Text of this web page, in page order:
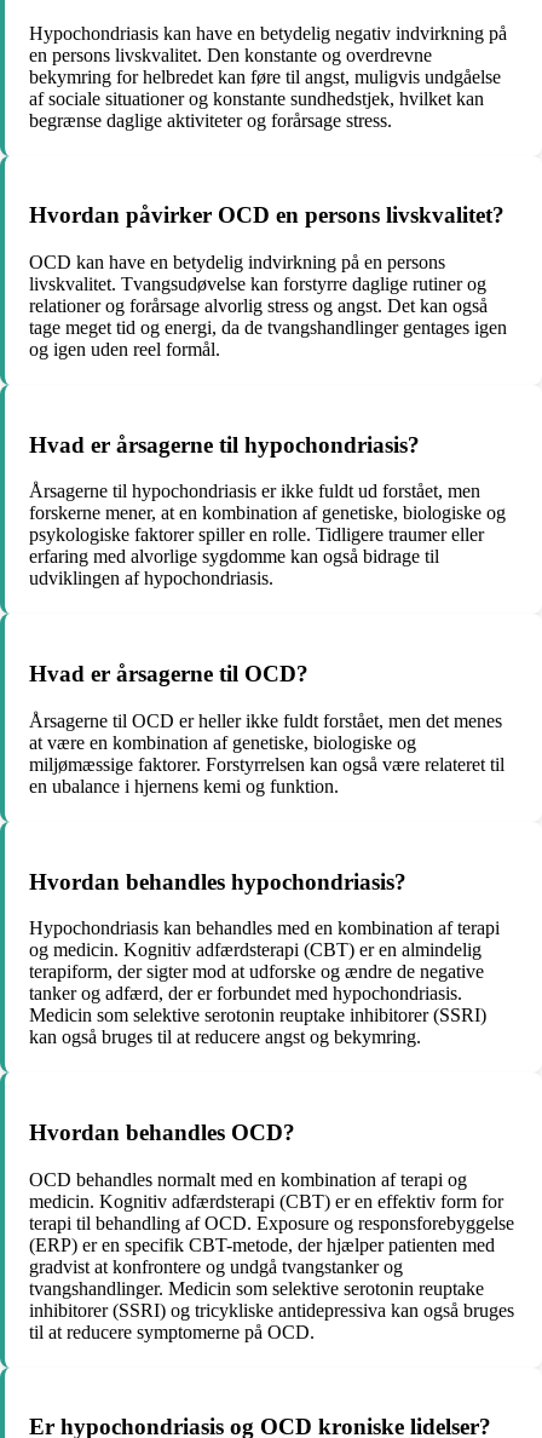
Hypochondriasis kan have en betydelig negativ indvirkning på
en persons livskvalitet. Den konstante og overdrevne
bekymring for helbredet kan føre til angst, muligvis undgåelse
af sociale situationer og konstante sundhedstjek, hvilket kan
begrænse daglige aktiviteter og forårsage stress.
Hvordan påvirker OCD en persons livskvalitet?
OCD kan have en betydelig indvirkning på en persons
livskvalitet. Tvangsudøvelse kan forstyrre daglige rutiner og
relationer og forårsage alvorlig stress og angst. Det kan også
tage meget tid og energi, da de tvangshandlinger gentages igen
og igen uden reel formål.
Hvad er årsagerne til hypochondriasis?
Årsagerne til hypochondriasis er ikke fuldt ud forstået, men
forskerne mener, at en kombination af genetiske, biologiske og
psykologiske faktorer spiller en rolle. Tidligere traumer eller
erfaring med alvorlige sygdomme kan også bidrage til
udviklingen af ​​hypochondriasis.
Hvad er årsagerne til OCD?
Årsagerne til OCD er heller ikke fuldt forstået, men det menes
at være en kombination af genetiske, biologiske og
miljømæssige faktorer. Forstyrrelsen kan også være relateret til
en ubalance i hjernens kemi og funktion.
Hvordan behandles hypochondriasis?
Hypochondriasis kan behandles med en kombination af terapi
og medicin. Kognitiv adfærdsterapi (CBT) er en almindelig
terapiform, der sigter mod at udforske og ændre de negative
tanker og adfærd, der er forbundet med hypochondriasis.
Medicin som selektive serotonin reuptake inhibitorer (SSRI)
kan også bruges til at reducere angst og bekymring.
Hvordan behandles OCD?
OCD behandles normalt med en kombination af terapi og
medicin. Kognitiv adfærdsterapi (CBT) er en effektiv form for
terapi til behandling af OCD. Exposure og responsforebyggelse
(ERP) er en specifik CBT-metode, der hjælper patienten med
gradvist at konfrontere og undgå tvangstanker og
tvangshandlinger. Medicin som selektive serotonin reuptake
inhibitorer (SSRI) og tricykliske antidepressiva kan også bruges
til at reducere symptomerne på OCD.
Er hypochondriasis og OCD kroniske lidelser?